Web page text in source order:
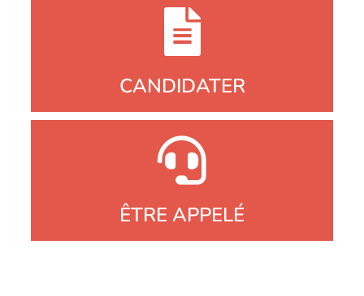
CANDIDATER
ÊTRE APPELÉ